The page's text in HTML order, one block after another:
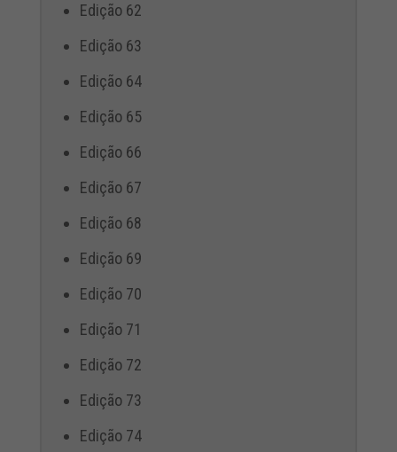
Edição 62
Edição 63
Edição 64
Edição 65
Edição 66
Edição 67
Edição 68
Edição 69
Edição 70
Edição 71
Edição 72
Edição 73
Edição 74